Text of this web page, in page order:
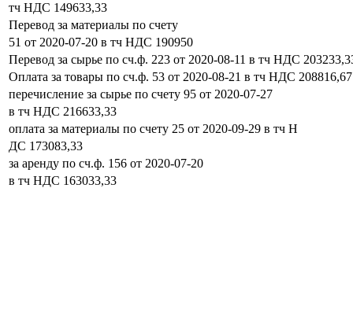
тч НДС 149633,33
Перевод за материалы по счету
51 от 2020-07-20 в тч НДС 190950
Перевод за сырье по сч.ф. 223 от 2020-08-11 в тч НДС
Оплата за товары по сч.ф. 53 от 2020-08-21 в тч НДС 208816,67
перечисление за сырье по счету 95 от 2020-07-27
в тч НДС 216633,33
оплата за материалы по счету 25 от 2020-09-29 в тч Н
ДС 173083,33
за аренду по сч.ф. 156 от 2020-07-20
в тч НДС 163033,33